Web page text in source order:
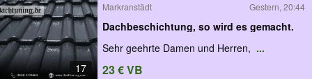
17
Markranstädt Gestern, 20:44
Dachbeschichtung, so wird es gemacht.
Sehr geehrte Damen und Herren, ...
23 € VB